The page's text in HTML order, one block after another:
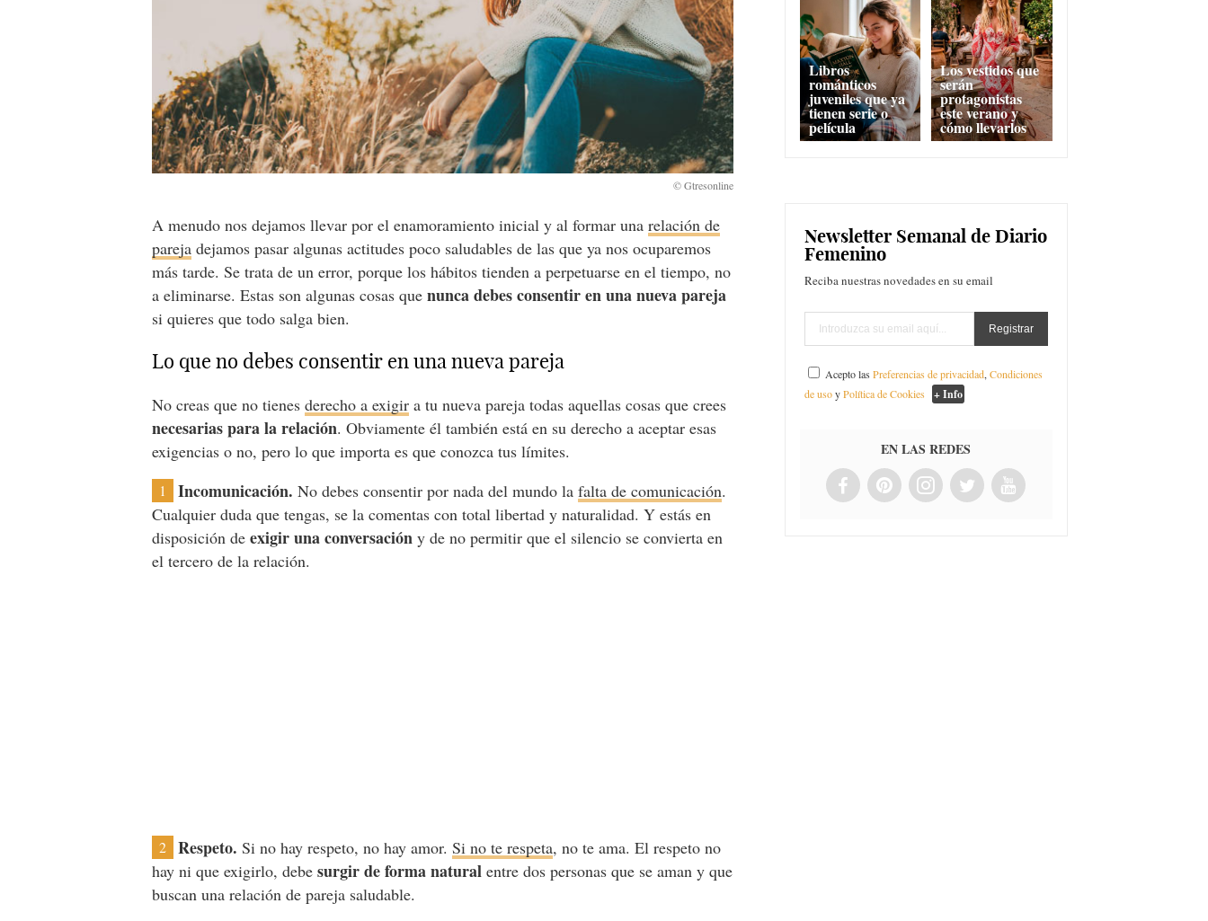
A menudo nos dejamos llevar por el enamoramiento inicial y al formar unarelación de
pareja dejamos pasar algunas actitudes poco saludables de las que ya nos ocuparemos
más tarde. Se trata de un error, porque los hábitos tienden a perpetuarse en el tiempo, no
a eliminarse. Estas son algunas cosas quenunca debes consentir en una nueva pareja
si quieres que todo salga bien.
Lo que no debes consentir en una nueva pareja
No creas que no tienesderecho a exigir a tu nueva pareja todas aquellas cosas que crees
necesarias para la relación. Obviamente él también está en su derecho a aceptar esas
exigencias o no, pero lo que importa es que conozca tus límites.
1 Incomunicación. No debes consentir por nada del mundo lafalta de comunicación.
Cualquier duda que tengas, se la comentas con total libertad y naturalidad. Y estás en
disposición deexigir una conversación y de no permitir que el silencio se convierta en
el tercero de la relación.
2 Respeto. Si no hay respeto, no hay amor.Si no te respeta, no te ama. El respeto no
hay ni que exigirlo, debesurgir de forma natural entre dos personas que se aman y que
buscan una relación de pareja saludable.
Libros
románticos
juveniles que ya
tienen serie o
película
Los vestidos que
serán
protagonistas
este verano y
cómo llevarlos
Newsletter Semanal de Diario
Femenino
Reciba nuestras novedades en su email
Acepto lasPreferencias de privacidad,Condiciones
de usoyPolítica de Cookies + Info
EN LAS REDES